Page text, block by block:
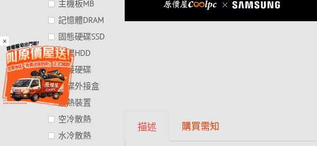
×
描述 購買需知
主機板MB
記憶體DRAM
固態硬碟SSD
硬碟HDD
外接硬碟
硬碟外接盒
散熱裝置
空冷散熱
水冷散熱